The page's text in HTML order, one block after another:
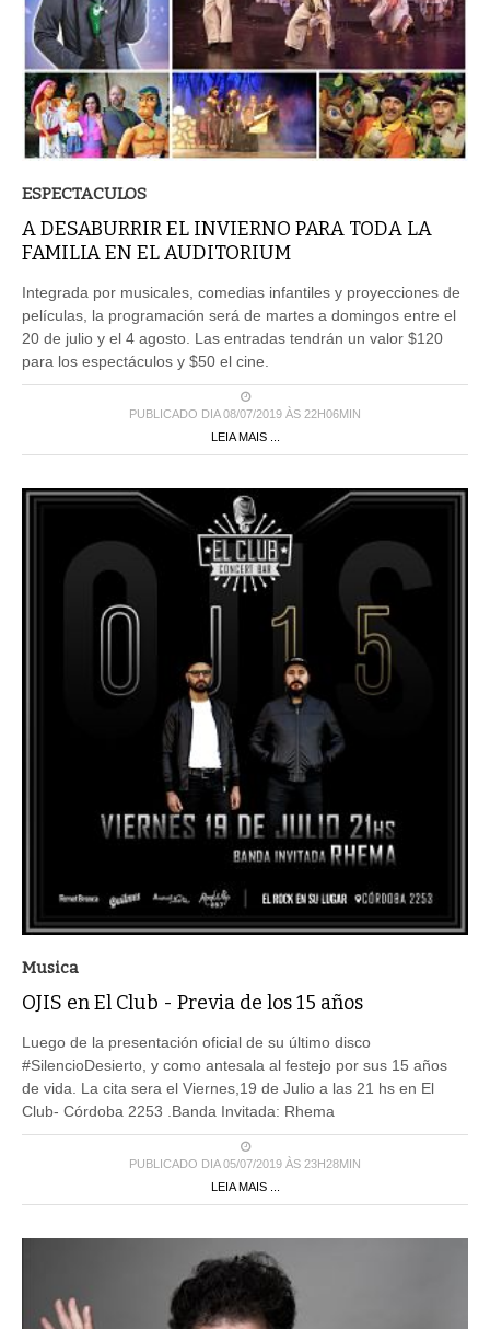
ESPECTACULOS
A DESABURRIR EL INVIERNO PARA TODA LA
FAMILIA EN EL AUDITORIUM
Integrada por musicales, comedias infantiles y proyecciones de
películas, la programación será de martes a domingos entre el
20 de julio y el 4 agosto. Las entradas tendrán un valor $120
para los espectáculos y $50 el cine.
PUBLICADO DIA 08/07/2019 ÀS 22H06MIN
LEIA MAIS ...
Musica
OJIS en El Club - Previa de los 15 años
Luego de la presentación oficial de su último disco
#SilencioDesierto, y como antesala al festejo por sus 15 años
de vida. La cita sera el Viernes,19 de Julio a las 21 hs en El
Club- Córdoba 2253 .Banda Invitada: Rhema
PUBLICADO DIA 05/07/2019 ÀS 23H28MIN
LEIA MAIS ...